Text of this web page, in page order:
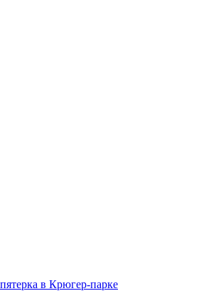
в Крюгер-парке